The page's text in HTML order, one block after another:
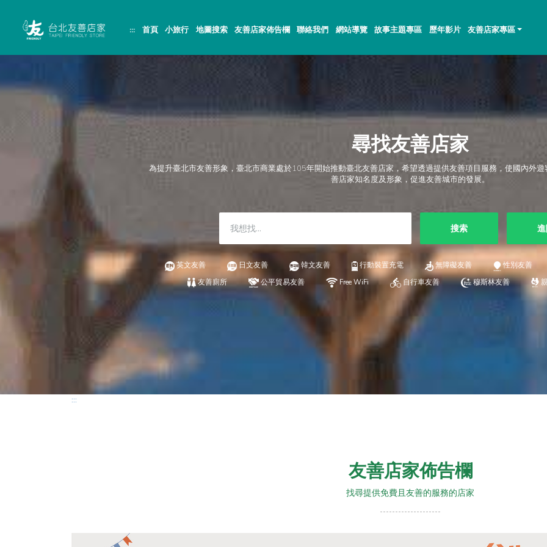
容
::: 首頁 小旅行 地圖搜索 友善店家佈告欄 聯絡我們 網站導覽 故事主題專區 歷年影片 友善店家專區
尋找友善店家
為提升臺北市友善形象，臺北市商業處於105年開始推動臺北友善店家，希望透過提供友善項目服務，使國內外
善店家知名度及形象，促進友善城市的發展。
搜索
英文友善 日文友善 韓文友善 行動裝置充電 無障礙友善
性別友善
友善廁所
公平貿易友善 Free WiFi 自行車友善 穆斯林友善
:::
友善店家佈告欄
找尋提供免費且友善的服務的店家